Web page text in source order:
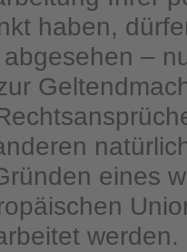
haben,
–
eines
werden.